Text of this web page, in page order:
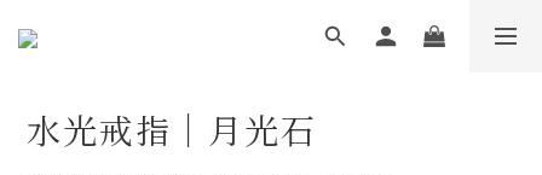
水光戒指｜月光石